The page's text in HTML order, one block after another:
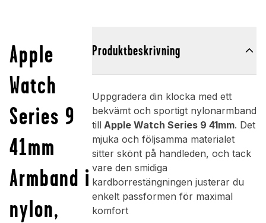
Apple
Watch
Series 9
41mm
Armband i
nylon,
Produktbeskrivning
Uppgradera din klocka med ett
bekvämt och sportigt nylonarmband
tillApple Watch Series 9 41mm. Det
mjuka och följsamma materialet
sitter skönt på handleden, och tack
vare den smidiga
kardborrestängningen justerar du
enkelt passformen för maximal
komfort